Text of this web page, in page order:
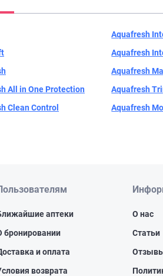
All in One Protection
Clean Control
Aquafresh
Aquafresh
Aquafresh
Aquafresh
Aquafresh
аптеки
бронировании
и оплата
возврата
О нас
Статьи